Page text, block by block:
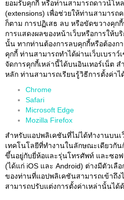
ยอมรับคุกกี้ หรือท่านสามารถดาวน์โห
(extensions) เพื่อช่วยให้ท่านสามารถ
ก็ตาม การปฏิเสธ ลบ หรือขัดขวางคุก
การแสดงผลของหน้าเว็บหรือการให้บ
นั้น ทากท่านต้องการลบคุกกี้หรือต้องก
คุกกี้ ท่านสามารถทําได้ผ่านเว็บเบรา
จัดการคุกกี้เหล่านี้ได้บนอินเทอร์เน็ต สํ
หลัก ท่านสามารถเรียนรู้วิธีการตั้งค่า
Chrome
Safari
Microsoft Edge
Mozilla Firefox
สําหรับแอปพลิเคชันที่ไม่ได้ทํางานบนเ
เทคโนโลยีที่ทํางานในลักษณะเดียวกั
ขึ้นอยู่กับยี่ห้อและรุ่นโทรศัพท์ และซอ
(ได้แก่ iOS และ Android) ต่างมีตัวเ
ของท่านที่แอปพลิเคชันสามารถเข้าถึ
สามารถปรับแต่งการตั้งค่าเหล่านั้นได้